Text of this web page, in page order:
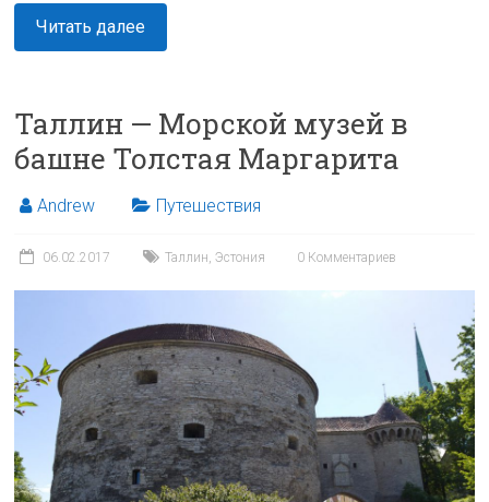
Читать далее
Таллин — Морской музей в
башне Толстая Маргарита
Andrew Путешествия
06.02.2017 Таллин ,Эстония 0 Комментариев